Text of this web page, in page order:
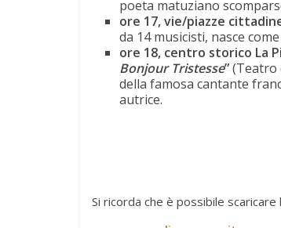
poeta matuziano
ore 17, vie/piazze
da 14 musicisti, nasce
ore 18, centro storico La
Bonjour Tristesse”(Teatro
della famosa cantante
autrice.
Si ricorda che è possibile scaricare